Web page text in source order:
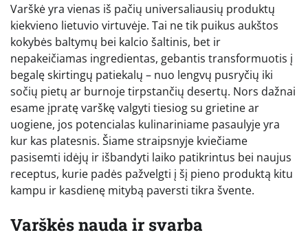
Varškė yra vienas iš pačių universaliausių produktų
kiekvieno lietuvio virtuvėje. Tai ne tik puikus aukštos
kokybės baltymų bei kalcio šaltinis, bet ir
nepakeičiamas ingredientas, gebantis transformuotis į
begalę skirtingų patiekalų – nuo lengvų pusryčių iki
sočių pietų ar burnoje tirpstančių desertų. Nors dažnai
esame įpratę varškę valgyti tiesiog su grietine ar
uogiene, jos potencialas kulinariniame pasaulyje yra
kur kas platesnis. Šiame straipsnyje kviečiame
pasisemti idėjų ir išbandyti laiko patikrintus bei naujus
receptus, kurie padės pažvelgti į šį pieno produktą kitu
kampu ir kasdienę mitybą paversti tikra švente.
Varškės nauda ir svarba